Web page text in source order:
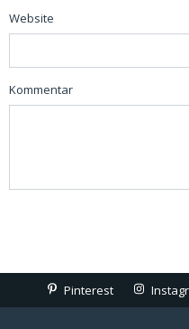
Website
Kommentar
Pinterest